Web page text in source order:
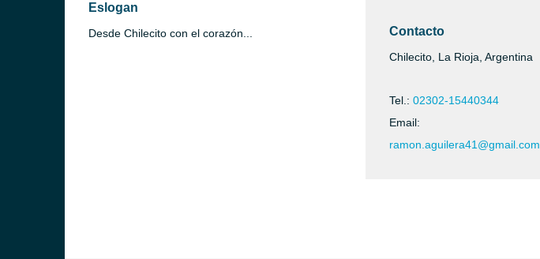
Eslogan
Desde Chilecito con el corazón... Contacto
Chilecito, La Rioja, Argentina
Tel.: 02302-15440344
Email:
ramon.aguilera41@gmail.com